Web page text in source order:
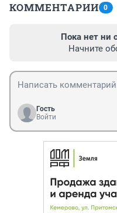
КОММЕНТАРИИ 0
Пока нет ни
Начните
Гость
Войти